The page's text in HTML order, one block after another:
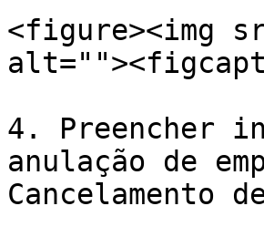
<figure><img
4. Preencher
anulação de
Cancelamento